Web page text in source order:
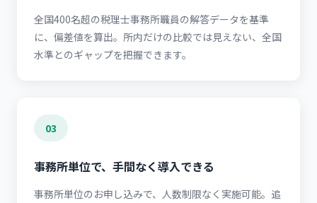
全国400名超の税理士事務所職員の解答データを基準
に、偏差値を算出。所内だけの比較では見えない、全国
水準とのギャップを把握できます。
03
事務所単位で、手間なく導入できる
事務所単位のお申し込みで、人数制限なく実施可能。追